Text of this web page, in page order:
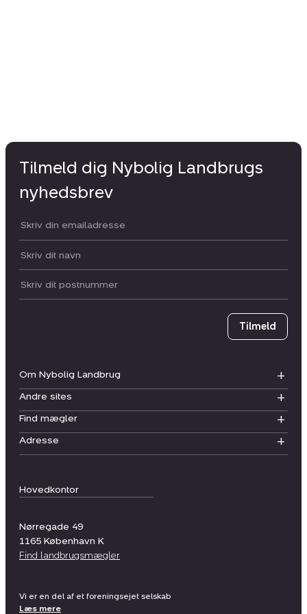
Hovedkontor
Nørregade 49
1165 København K
Find landbrugsmægler
Om Nybolig Landbrug
Andre sites
Find mægler
Adresse
Tilmeld dig Nybolig Landbrugs
nyhedsbrev
Din email:
Dit navn:
Postnummer
Tilmeld
Vi er en del af et foreningsejet selskab
Læs mere